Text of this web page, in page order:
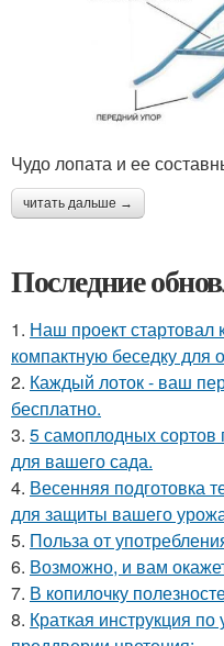
Чудо лопата и ее
читать дальше →
Последние
1. Наш проект стартовал
компактную беседку для
2. Каждый лоток - ваш
бесплатно.
3. 5 самоплодных
для вашего сада.
4. Весенняя подготовка
для защиты вашего
5. Польза от
6. Возможно, и вам
7. В копилочку
8. Краткая инструкция